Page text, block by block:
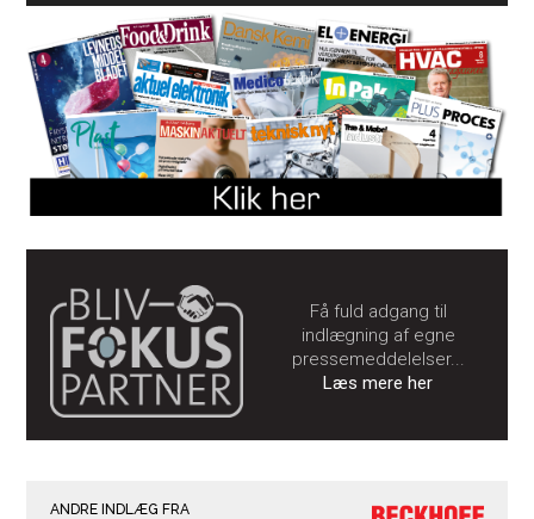
Få fuld adgang til
indlægning af egne
pressemeddelelser...
Læs mere her
ANDRE INDLÆG FRA